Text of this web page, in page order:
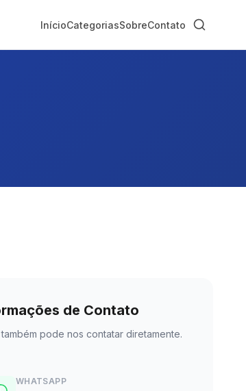
InícioCategoriasSobreContato
de Contato
pode nos contatar diretamente.
WHATSAPP